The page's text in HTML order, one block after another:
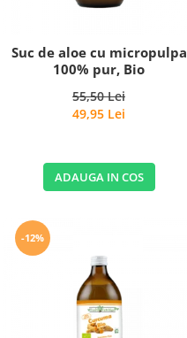
Suc de aloe cu micropulpa
100% pur, Bio
55,50 Lei
49,95 Lei
ADAUGA IN COS
-12%